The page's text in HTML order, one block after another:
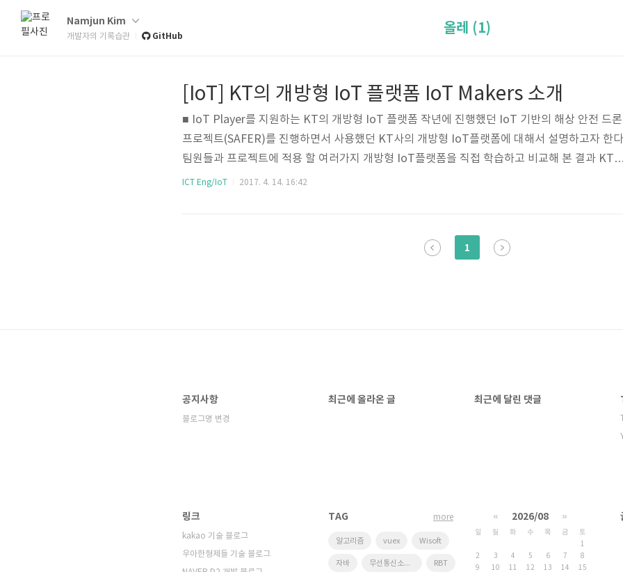
Namjun Kim
개발자의 기록습관 GitHub 올레 (1)
[IoT] KT의 개방형 IoT 플랫폼 IoT Makers 소개
■ IoT Player를 지원하는 KT의 개방형 IoT 플랫폼 작년에 진행했던 IoT 기반의 해상 안전 드론
프로젝트(SAFER)를 진행하면서 사용했던 KT사의 개방형 IoT플랫폼에 대해서 설명하고자 한
팀원들과 프로젝트에 적용 할 여러가지 개방형 IoT플랫폼을 직접 학습하고 비교해 본 결과 KT의
IoT플랫폼을 선정했으며, IoTMakers의 메인페이지에 가보면 친절한 소개와 함께 간단한 튜토리
않았지만 시간을 투자해서 학습한 결과 프로젝트에 적용시킬 수 있었다. 이 경험을 앞으로의 포스
ICT Eng/IoT 2017. 4. 14. 16:42
1
공지사항
블로그명 변경
최근에 올라온 글 최근에 달린 댓글
링크
kakao 기술 블로그
우아한형제들 기술 블로그
TAG
알고리즘 vuex Wisoft
자바 무선통신소프트웨어연구실 RBT
more « 2026/08 »
일 월 화 수 목 금
토
1
2
3 4 5 6 7
8
9
10 11 12 13 14
15